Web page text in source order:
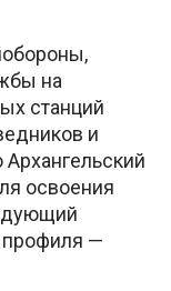
на
станций
и
освоения
профиля —